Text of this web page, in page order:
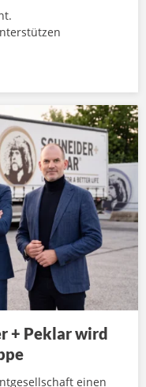
+ Peklar wird
einen